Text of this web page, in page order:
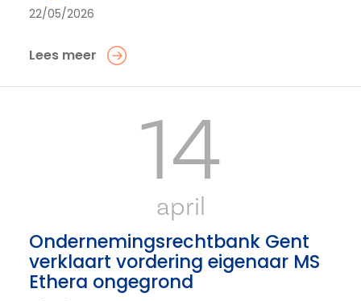
22/05/2026
Lees meer
14
april
Ondernemingsrechtbank Gent
verklaart vordering eigenaar MS
Ethera ongegrond